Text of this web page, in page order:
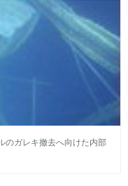
のガレキ撤去へ向けた内部